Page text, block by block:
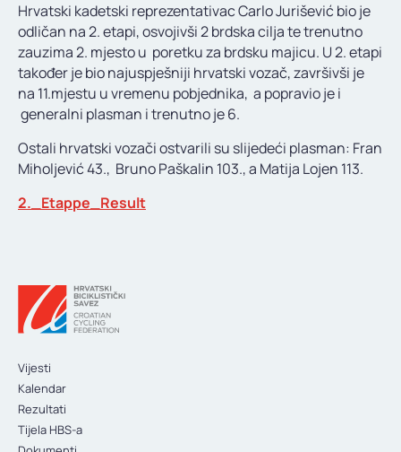
LINKOVI
KONTAKT
Hrvatski kadetski reprezentativac Carlo Jurišević bio je
odličan na 2. etapi, osvojivši 2 brdska cilja te trenutno
zauzima 2. mjesto u poretku za brdsku majicu. U 2. etapi
također je bio najuspješniji hrvatski vozač, završivši je
na 11.mjestu u vremenu pobjednika, a popravio je i
generalni plasman i trenutno je 6.
Ostali hrvatski vozači ostvarili su slijedeći plasman: Fran
Miholjević 43., Bruno Paškalin 103., a Matija Lojen 113.
2._Etappe_Result
Vijesti
Kalendar
Rezultati
Tijela HBS-a